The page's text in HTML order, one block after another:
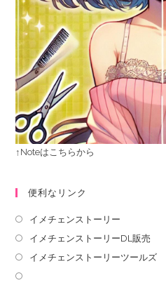
↑Noteはこちらから
便利なリンク
イメチェンストーリー
イメチェンストーリーDL販売
イメチェンストーリーツールズ